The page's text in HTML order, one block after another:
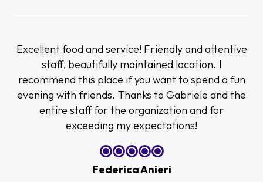
Excellent food and service! Friendly and attentive
staff, beautifully maintained location. I
recommend this place if you want to spend a fun
evening with friends. Thanks to Gabriele and the
entire staff for the organization and for
exceeding my expectations!
Federica Anieri